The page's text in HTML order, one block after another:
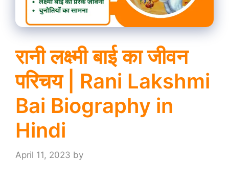
रानी लक्ष्मी बाई का जीवन
परिचय | Rani Lakshmi
Bai Biography in
Hindi
April 11, 2023 by